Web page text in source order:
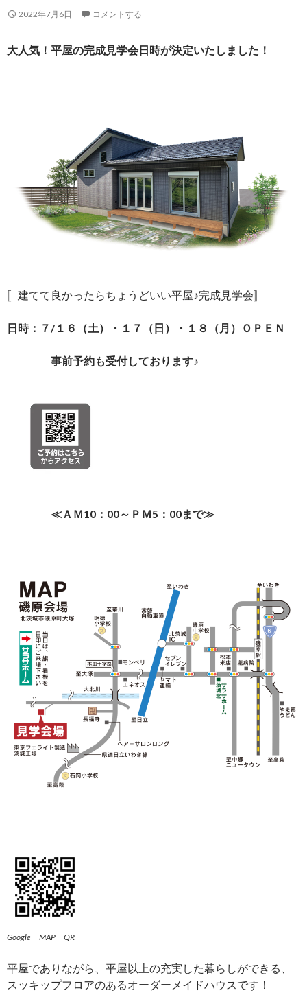
2022年7月6日 コメントする
大人気！平屋の完成見学会日時が決定いたしました！
〚建てて良かったらちょうどいい平屋♪完成見学会〛
日時：７/１６（土）・１７（日）・１８（月）ＯＰＥＮ
事前予約も受付しております♪
≪ＡＭ10：00～ＰＭ5：00まで≫
Google MAP QR
平屋でありながら、平屋以上の充実した暮らしができる、
スッキップフロアのあるオーダーメイドハウスです！